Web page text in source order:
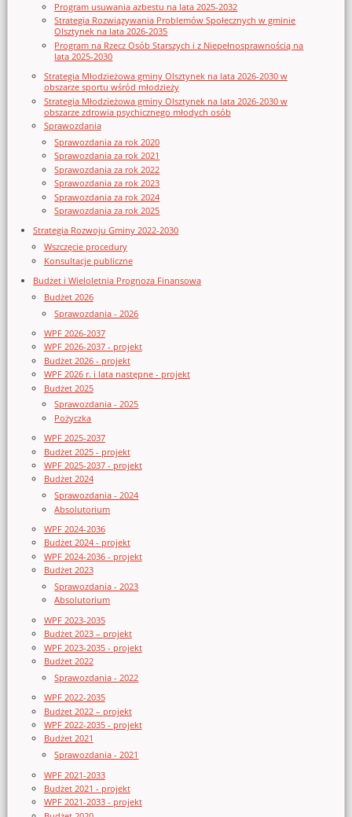
Program usuwania azbestu na lata 2025-2032
Strategia Rozwiązywania Problemów Społecznych w gminie
Olsztynek na lata 2026-2035
Program na Rzecz Osób Starszych i z Niepełnosprawnością na
lata 2025-2030
Strategia Młodzieżowa gminy Olsztynek na lata 2026-2030 w
obszarze sportu wśród młodzieży
Strategia Młodzieżowa gminy Olsztynek na lata 2026-2030 w
obszarze zdrowia psychicznego młodych osób
Sprawozdania
Sprawozdania za rok 2020
Sprawozdania za rok 2021
Sprawozdania za rok 2022
Sprawozdania za rok 2023
Sprawozdania za rok 2024
Sprawozdania za rok 2025
Strategia Rozwoju Gminy 2022-2030
Wszczęcie procedury
Konsultacje publiczne
Budżet i Wieloletnia Prognoza Finansowa
Budżet 2026
Sprawozdania - 2026
WPF 2026-2037
WPF 2026-2037 - projekt
Budżet 2026 - projekt
WPF 2026 r. i lata następne - projekt
Budżet 2025
Sprawozdania - 2025
Pożyczka
WPF 2025-2037
Budżet 2025 - projekt
WPF 2025-2037 - projekt
Budżet 2024
Sprawozdania - 2024
Absolutorium
WPF 2024-2036
Budżet 2024 - projekt
WPF 2024-2036 - projekt
Budżet 2023
Sprawozdania - 2023
Absolutorium
WPF 2023-2035
Budżet 2023 – projekt
WPF 2023-2035 - projekt
Budżet 2022
Sprawozdania - 2022
WPF 2022-2035
Budżet 2022 – projekt
WPF 2022-2035 - projekt
Budżet 2021
Sprawozdania - 2021
WPF 2021-2033
Budżet 2021 - projekt
WPF 2021-2033 - projekt